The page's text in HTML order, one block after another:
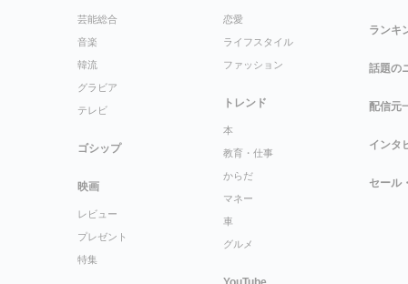
芸能総合
音楽
韓流
グラビア
テレビ
ゴシップ
映画
レビュー
プレゼント
特集
恋愛
ライフスタイル
ファッション
トレンド
本
教育・仕事
からだ
マネー
車
グルメ
ランキ
話題の
配信元
インタ
セール